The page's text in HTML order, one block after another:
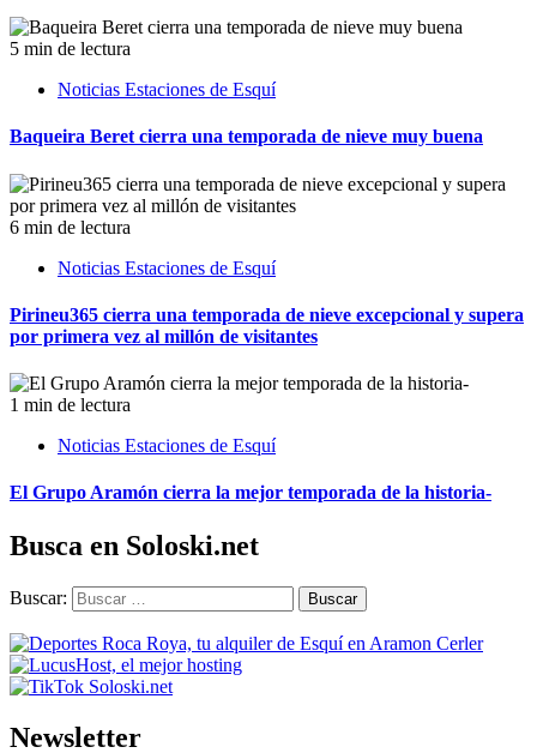
5 min de lectura
Noticias Estaciones de Esquí
Baqueira Beret cierra una temporada de nieve muy buena
6 min de lectura
Noticias Estaciones de Esquí
Pirineu365 cierra una temporada de nieve excepcional y supera
por primera vez al millón de visitantes
1 min de lectura
Noticias Estaciones de Esquí
El Grupo Aramón cierra la mejor temporada de la historia-
Busca en Soloski.net
Buscar:
Newsletter